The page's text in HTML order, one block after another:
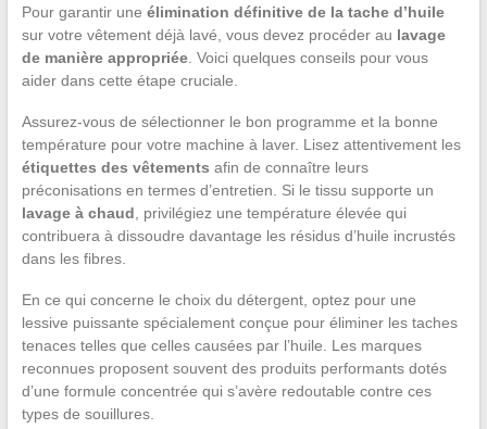
Pour garantir une élimination définitive de la tache d’huile
sur votre vêtement déjà lavé, vous devez procéder au lavage
de manière appropriée. Voici quelques conseils pour vous
aider dans cette étape cruciale.
Assurez-vous de sélectionner le bon programme et la bonne
température pour votre machine à laver. Lisez attentivement les
étiquettes des vêtements afin de connaître leurs
préconisations en termes d’entretien. Si le tissu supporte un
lavage à chaud , privilégiez une température élevée qui
contribuera à dissoudre davantage les résidus d’huile incrustés
dans les fibres.
En ce qui concerne le choix du détergent, optez pour une
lessive puissante spécialement conçue pour éliminer les taches
tenaces telles que celles causées par l’huile. Les marques
reconnues proposent souvent des produits performants dotés
d’une formule concentrée qui s’avère redoutable contre ces
types de souillures.